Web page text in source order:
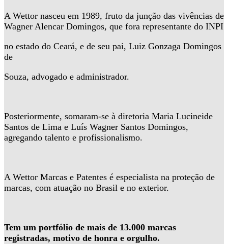
A Wettor nasceu em 1989, fruto da junção das vivências de
Wagner Alencar Domingos, que fora representante do INPI
no estado do Ceará, e de seu pai, Luiz Gonzaga Domingos
de
Souza, advogado e administrador.
Posteriormente, somaram-se à diretoria Maria Lucineide
Santos de Lima e Luís Wagner Santos Domingos,
agregando talento e profissionalismo.
A Wettor Marcas e Patentes é especialista na proteção de
marcas, com atuação no Brasil e no exterior.
Tem um portfólio de mais de 13.000 marcas
registradas, motivo de honra e orgulho.